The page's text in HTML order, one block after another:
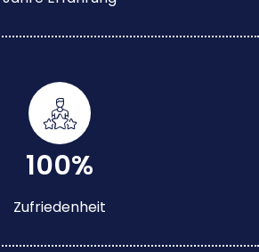
100%
Zufriedenheit